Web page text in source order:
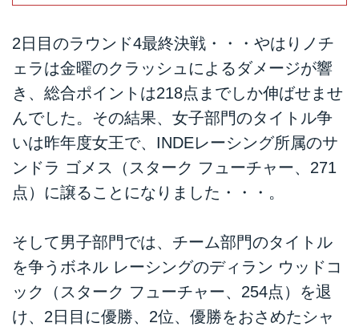
2日目のラウンド4最終決戦・・・やはりノチ
ェラは金曜のクラッシュによるダメージが響
き、総合ポイントは218点までしか伸ばせませ
んでした。その結果、女子部門のタイトル争
いは昨年度女王で、INDEレーシング所属のサ
ンドラ ゴメス（スターク フューチャー、271
点）に譲ることになりました・・・。
そして男子部門では、チーム部門のタイトル
を争うボネル レーシングのディラン ウッドコ
ック（スターク フューチャー、254点）を退
け、2日目に優勝、2位、優勝をおさめたシャ